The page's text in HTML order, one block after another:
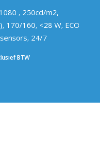
, 250cd/m2,
170/160, <28 W, ECO
24/7
BTW